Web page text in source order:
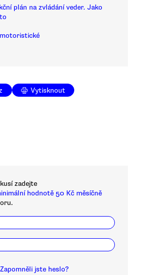
plán na zvládání veder. Jako
Vytisknout
zadejte
hodnotě 50 Kč měsíčně
Zapomněli jste heslo?